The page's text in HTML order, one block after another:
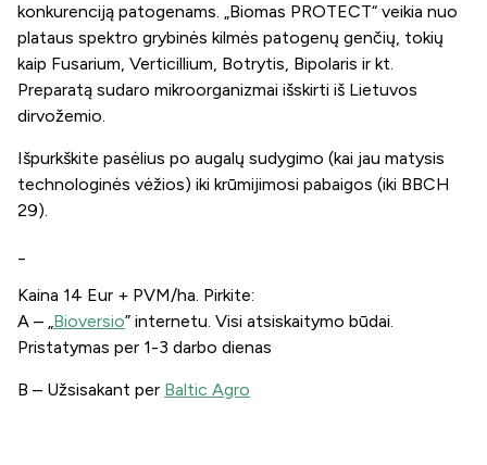
konkurenciją patogenams. „Biomas PROTECT“ veikia nuo
plataus spektro grybinės kilmės patogenų genčių, tokių
kaip Fusarium, Verticillium, Botrytis, Bipolaris ir kt.
Preparatą sudaro mikroorganizmai išskirti iš Lietuvos
dirvožemio.
Išpurkškite pasėlius po augalų sudygimo (kai jau matysis
technologinės vėžios) iki krūmijimosi pabaigos (iki BBCH
29).
Kaina 14 Eur + PVM/ha. Pirkite:
A – „Bioversio” internetu. Visi atsiskaitymo būdai.
Pristatymas per 1-3 darbo dienas
B – Užsisakant per Baltic Agro